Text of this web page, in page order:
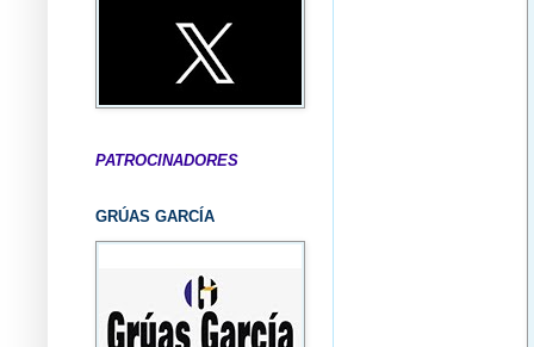
PATROCINADORES
GRÚAS GARCÍA